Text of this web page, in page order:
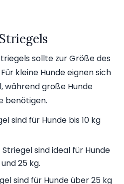
sollte zur Größe des
kleine Hunde eignen sich
während große Hunde
benötigen.
sind für Hunde bis 10 kg
sind ideal für Hunde
25 kg.
sind für Hunde über 25 kg